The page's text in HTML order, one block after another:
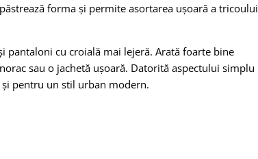
forma și permite asortarea ușoară a tricoului
pantaloni cu croială mai lejeră. Arată foarte bine
sau o jachetă ușoară. Datorită aspectului simplu
pentru un stil urban modern.